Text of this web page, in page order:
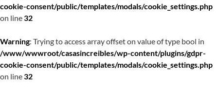
cookie-consent/public/templates/modals/cookie_settings.php
on line32
Warning: Trying to access array offset on value of type bool in
/www/wwwroot/casasincreibles/wp-content/plugins/gdpr-
cookie-consent/public/templates/modals/cookie_settings.php
on line32